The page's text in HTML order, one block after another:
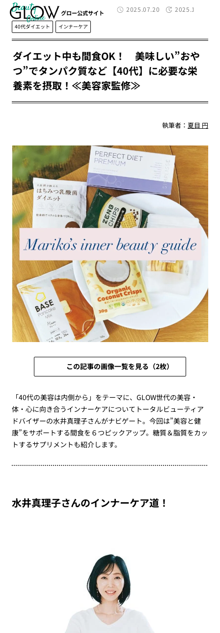
グロー公式サイト 2025.07.20 2025.10.22
Beauty
40代ダイエット インナーケア
ダイエット中も間食OK！ 美味しい”おや
つ”でタンパク質など【40代】に必要な栄
養素を摂取！≪美容家監修≫
執筆者：夏目 円
この記事の画像一覧を見る（2枚）
「40代の美容は内側から」をテーマに、GLOW世代の美容・
体・心に向き合うインナーケアについてトータルビューティア
ドバイザーの水井真理子さんがナビゲート。今回は”美容と健
康”をサポートする間食を６つピックアップ。糖質＆脂質をカッ
トするサプリメントも紹介します。
水井真理子さんのインナーケア道！